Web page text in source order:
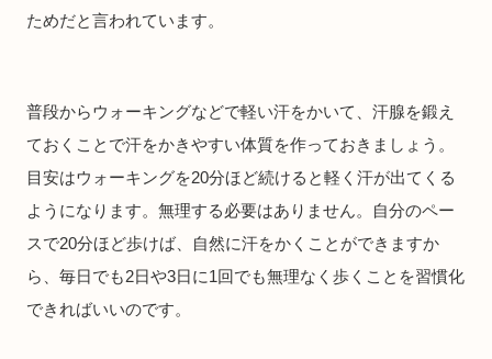
ためだと言われています。
普段からウォーキングなどで軽い汗をかいて、汗腺を鍛え
ておくことで汗をかきやすい体質を作っておきましょう。
目安はウォーキングを20分ほど続けると軽く汗が出てくる
ようになります。無理する必要はありません。自分のペー
スで20分ほど歩けば、自然に汗をかくことができますか
ら、毎日でも2日や3日に1回でも無理なく歩くことを習慣化
できればいいのです。